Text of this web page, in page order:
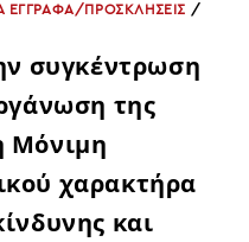
ΕΓΓΡΑΦΑ/ΠΡΟΣΚΛΗΣΕΙΣ /
συγκέντρωση
της
Μόνιμη
χαρακτήρα
και